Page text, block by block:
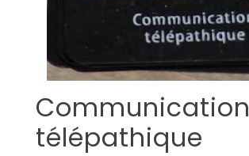
Communication
télépathique